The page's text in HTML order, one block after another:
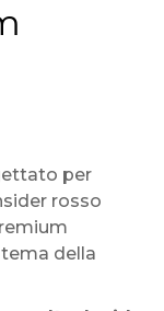
per
rosso
della